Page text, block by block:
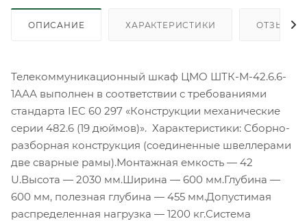
ОПИСАНИЕ ХАРАКТЕРИСТИКИ ОТЗЫВЫ
Телекоммуникационный шкаф ЦМО ШТК-М-42.6.6-
1ААА выполнен в соответствии с требованиями
стандарта IEC 60 297 «Конструкции механические
серии 482.6 (19 дюймов)». Характеристики: Сборно-
разборная конструкция (соединенные швеллерами
две сварные рамы).Монтажная емкость — 42
U.Высота — 2030 мм.Ширина — 600 мм.Глубина —
600 мм, полезная глубина — 455 мм.Допустимая
распределенная нагрузка — 1200 кг.Система